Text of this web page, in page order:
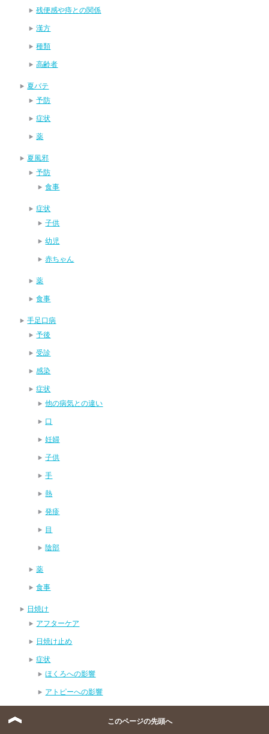
残便感や痔との関係
漢方
種類
高齢者
夏バテ
予防
症状
薬
夏風邪
予防
食事
症状
子供
幼児
赤ちゃん
薬
食事
手足口病
予後
受診
感染
症状
他の病気との違い
口
妊婦
子供
手
熱
発疹
目
陰部
薬
食事
日焼け
アフターケア
日焼け止め
症状
ほくろへの影響
アトピーへの影響
このページの先頭へ